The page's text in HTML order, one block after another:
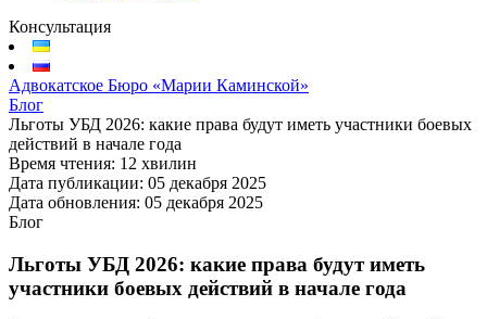
Консультация
Адвокатское Бюро «Марии Каминской»
Блог
Льготы УБД 2026: какие права будут иметь участники боевых
действий в начале года
Время чтения: 12 хвилин
Дата публикации: 05 декабря 2025
Дата обновления: 05 декабря 2025
Блог
Льготы УБД 2026: какие права будут иметь
участники боевых действий в начале года